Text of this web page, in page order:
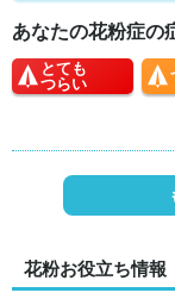
あなたの花粉症の
とても
つらい
花粉お役立ち情報